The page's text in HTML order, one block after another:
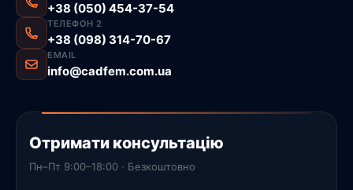
+38 (050) 454-37-54
ТЕЛЕФОН 2
+38 (098) 314-70-67
EMAIL
info@cadfem.com.ua
Отримати консультацію
Пн–Пт 9:00–18:00 · Безкоштовно